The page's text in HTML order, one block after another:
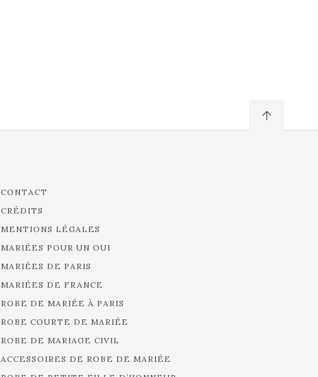
CONTACT
CRÉDITS
MENTIONS LÉGALES
MARIÉES POUR UN OUI
MARIÉES DE PARIS
MARIÉES DE FRANCE
ROBE DE MARIÉE À PARIS
ROBE COURTE DE MARIÉE
ROBE DE MARIAGE CIVIL
ACCESSOIRES DE ROBE DE MARIÉE